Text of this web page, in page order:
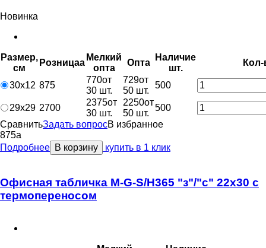
Новинка
Размер,
см
Розницаa
Мелкий
оптa
Оптa
Наличие
шт.
30х12 875
770от
30 шт.
729от
50 шт.
500
29х29 2700
2375от
30 шт.
2250от
50 шт.
500
СравнитьЗадать вопросВ избранное
875a
Подробнее В корзину купить в 1 клик
Офисная табличка M-G-S/H365 "з"/"с" 22x30 с
термопереносом